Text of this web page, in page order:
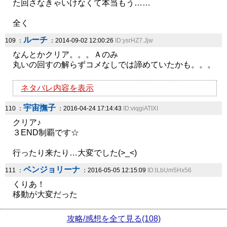
た回さなきゃいけなくて本当もう……
全く
109 ： ルーチ ：2014-09-02 12:00:26 ID:ysrHZ7.Jjw
なんとかクリア。。。Ａのみ
丸いの回すの解らずコメなしでは諦めていたかも。。。
ネタバレ内容を表示
110 ： 宇宙撫子 ：2016-04-24 17:14:43 ID:viqgiATIXI
クリア♪
３END制覇です☆
行ったり来たり…大変でした(>_<)
111 ： ペンジョリーナ ：2016-05-05 12:15:09 ID:lLbUm5Hx56
くりあ！
移動が大変だった
攻略/感想を全て見る(108)